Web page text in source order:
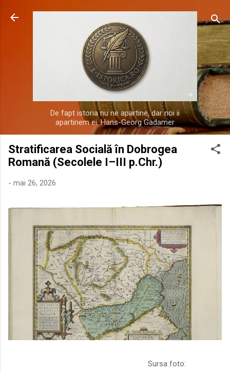
Treceți la conținutul principal
De fapt istoria nu ne apartine, dar noi ii
apartinem ei. Hans-Georg Gadamer
Stratificarea Socială în Dobrogea
Romană (Secolele I–III p.Chr.)
- mai 26, 2026
Sursa foto: